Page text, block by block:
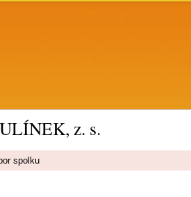
z. s.
spolku